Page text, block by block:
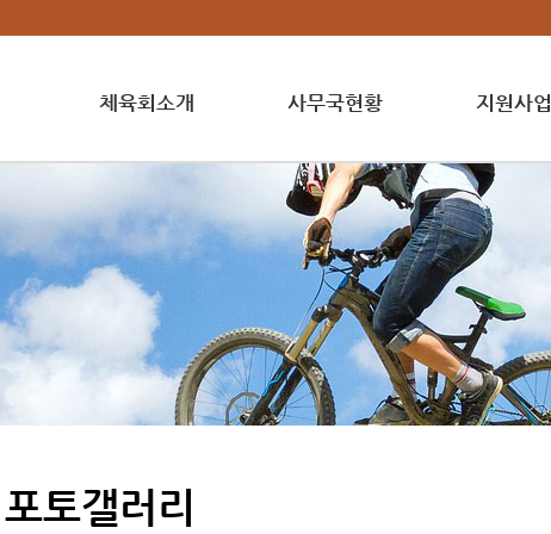
체육회소개 사무국현황 지원사업
포토갤러리